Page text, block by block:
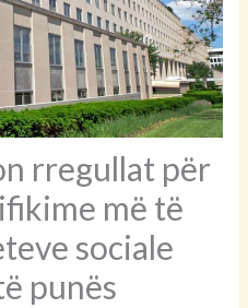
rregullat për
më të
sociale
punës